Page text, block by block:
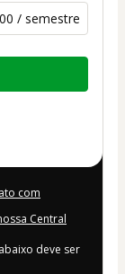
/ semestre
com
Central
deve ser